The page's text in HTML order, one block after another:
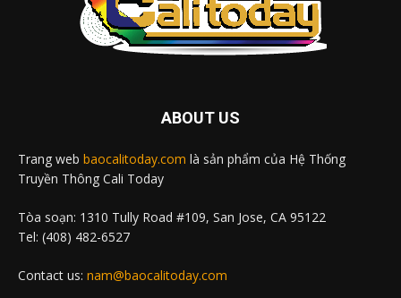
ABOUT US
Trang web baocalitoday.com là sản phẩm của Hệ Thống
Truyền Thông Cali Today
Tòa soạn: 1310 Tully Road #109, San Jose, CA 95122
Tel: (408) 482-6527
Contact us: nam@baocalitoday.com